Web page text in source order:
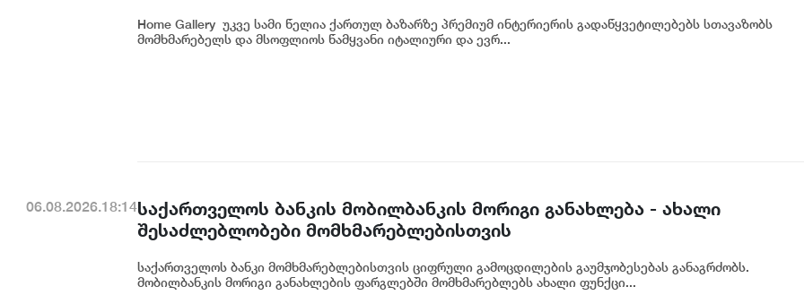
Home Gallery უკვე სამი წელია ქართულ ბაზარზე პრემიუმ ინტერიერის გადაწყვეტილებებს სთავაზობს
მომხმარებელს და მსოფლიოს წამყვანი იტალიური და ევრ...
06.08.2026.18:14საქართველოს ბანკის მობილბანკის მორიგი განახლება - ახალი
შესაძლებლობები მომხმარებლებისთვის
საქართველოს ბანკი მომხმარებლებისთვის ციფრული გამოცდილების გაუმჯობესებას განაგრძობს.
მობილბანკის მორიგი განახლების ფარგლებში მომხმარებლებს ახალი ფუნქცი...